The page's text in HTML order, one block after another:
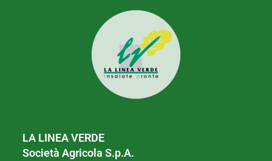
LA LINEA VERDE
Società Agricola S.p.A.